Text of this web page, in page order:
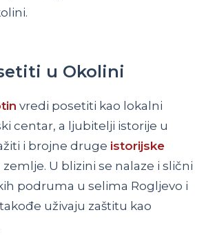
u Okolini
vredi posetiti kao lokalni
centar, a ljubitelji istorije u
i brojne druge istorijske
U blizini se nalaze i slični
podruma u selima Rogljevo i
uživaju zaštitu kao